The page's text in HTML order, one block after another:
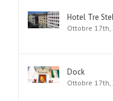
Hotel Tre
Ottobre 17th,
Dock
Ottobre 17th,